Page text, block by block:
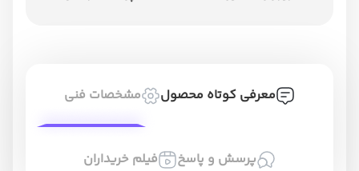
معرفی کوتاه محصول مشخصات فنی
پرسش و پاسخ فیلم خریداران